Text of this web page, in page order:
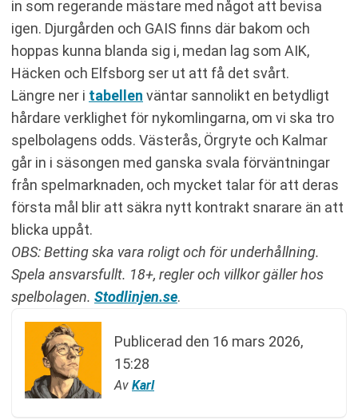
in som regerande mästare med något att bevisa
igen. Djurgården och GAIS finns där bakom och
hoppas kunna blanda sig i, medan lag som AIK,
Häcken och Elfsborg ser ut att få det svårt.
Längre ner i tabellen väntar sannolikt en betydligt
hårdare verklighet för nykomlingarna, om vi ska tro
spelbolagens odds. Västerås, Örgryte och Kalmar
går in i säsongen med ganska svala förväntningar
från spelmarknaden, och mycket talar för att deras
första mål blir att säkra nytt kontrakt snarare än att
blicka uppåt.
OBS: Betting ska vara roligt och för underhållning.
Spela ansvarsfullt. 18+, regler och villkor gäller hos
spelbolagen. Stodlinjen.se.
Publicerad den 16 mars 2026,
15:28
Av Karl